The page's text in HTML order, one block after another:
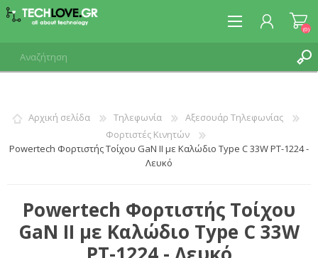
ΕΓΓΡΑΦΉ
(0)
Αρχική σελίδα Τηλεφωνία
Αξεσουάρ Τηλεφωνίας
Φορτιστές Κινητών
Powertech Φορτιστής Τοίχου GaN II με Καλώδιο Type C 33W PT-1224 -
Λευκό
Powertech Φορτιστής Τοίχου
GaN II με Καλώδιο Type C 33W